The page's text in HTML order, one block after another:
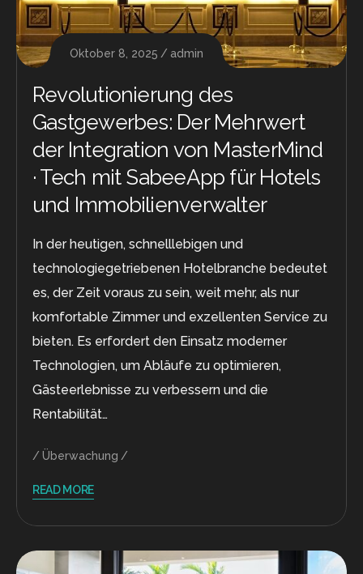
Oktober 8, 2025 admin
Revolutionierung des
Gastgewerbes: Der Mehrwert
der Integration von MasterMind
· Tech mit SabeeApp für Hotels
und Immobilienverwalter
In der heutigen, schnelllebigen und
technologiegetriebenen Hotelbranche bedeutet
es, der Zeit voraus zu sein, weit mehr, als nur
komfortable Zimmer und exzellenten Service zu
bieten. Es erfordert den Einsatz moderner
Technologien, um Abläufe zu optimieren,
Gästeerlebnisse zu verbessern und die
Rentabilität…
Überwachung
READ MORE